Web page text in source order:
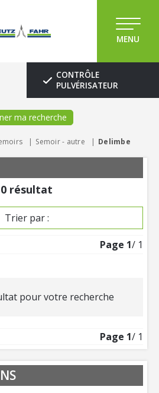
MENU
CONTRÔLE
PULVÉRISATEUR
ma recherche
Semoir - autre Delimbe
0 résultat
Trier par :
Page 1/ 1
pour votre recherche
Page 1/ 1